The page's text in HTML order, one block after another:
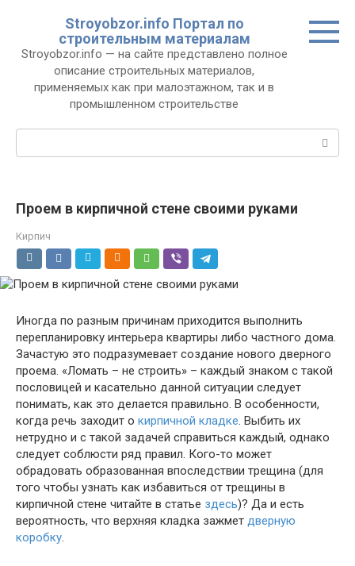
Stroyobzor.info Портал по
строительным материалам
Stroyobzor.info — на сайте представлено полное
описание строительных материалов,
применяемых как при малоэтажном, так и в
промышленном строительстве
Поиск:
Проем в кирпичной стене своими руками
Кирпич
Иногда по разным причинам приходится выполнить
перепланировку интерьера квартиры либо частного дома.
Зачастую это подразумевает создание нового дверного
проема. «Ломать – не строить» – каждый знаком с такой
пословицей и касательно данной ситуации следует
понимать, как это делается правильно. В особенности,
когда речь заходит о кирпичной кладке. Выбить их
нетрудно и с такой задачей справиться каждый, однако
следует соблюсти ряд правил. Кого-то может
обрадовать образованная впоследствии трещина (для
того чтобы узнать как избавиться от трещины в
кирпичной стене читайте в статье здесь)? Да и есть
вероятность, что верхняя кладка зажмет дверную
коробку.